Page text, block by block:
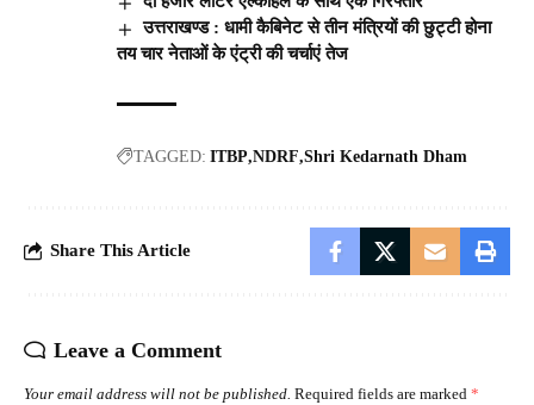
उत्तराखण्ड : धामी कैबिनेट से तीन मंत्रियों की छुट्टी होना
तय चार नेताओं के एंट्री की चर्चाएं तेज
TAGGED: ITBP NDRF Shri Kedarnath Dham
Share This Article
Leave a Comment
Your email address will not be published. Required fields are marked *